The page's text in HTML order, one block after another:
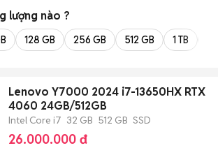
lượng nào ?
128 GB 256 GB 512 GB 1 TB
Lenovo Y7000 2024 i7-13650HX RTX
4060 24GB/512GB
Intel Core i7 32 GB 512 GB SSD
26.000.000 đ